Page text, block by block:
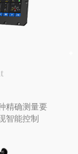
精确测量要
智能控制